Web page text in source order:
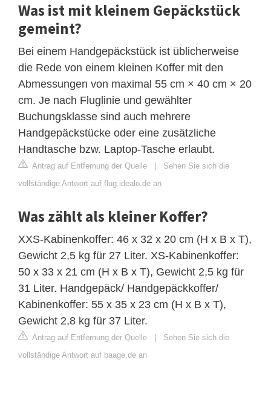
Was ist mit kleinem Gepäckstück
gemeint?
Bei einem Handgepäckstück ist üblicherweise
die Rede von einem kleinen Koffer mit den
Abmessungen von maximal 55 cm × 40 cm × 20
cm. Je nach Fluglinie und gewählter
Buchungsklasse sind auch mehrere
Handgepäckstücke oder eine zusätzliche
Handtasche bzw. Laptop-Tasche erlaubt.
Antrag auf Entfernung der Quelle
Sehen Sie sich die
vollständige Antwort auf flug.idealo.de an
Was zählt als kleiner Koffer?
XXS-Kabinenkoffer: 46 x 32 x 20 cm (H x B x T),
Gewicht 2,5 kg für 27 Liter. XS-Kabinenkoffer:
50 x 33 x 21 cm (H x B x T), Gewicht 2,5 kg für
31 Liter. Handgepäck/ Handgepäckkoffer/
Kabinenkoffer: 55 x 35 x 23 cm (H x B x T),
Gewicht 2,8 kg für 37 Liter.
Antrag auf Entfernung der Quelle
Sehen Sie sich die
vollständige Antwort auf baage.de an